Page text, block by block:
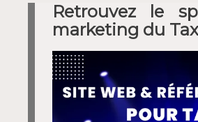
Retrouvez le
marketing du